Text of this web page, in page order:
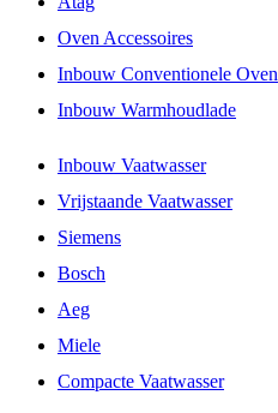
Oven Accessoires
Inbouw Conventionele Oven
Inbouw Warmhoudlade
Inbouw Vaatwasser
Vrijstaande Vaatwasser
Siemens
Bosch
Aeg
Miele
Compacte Vaatwasser